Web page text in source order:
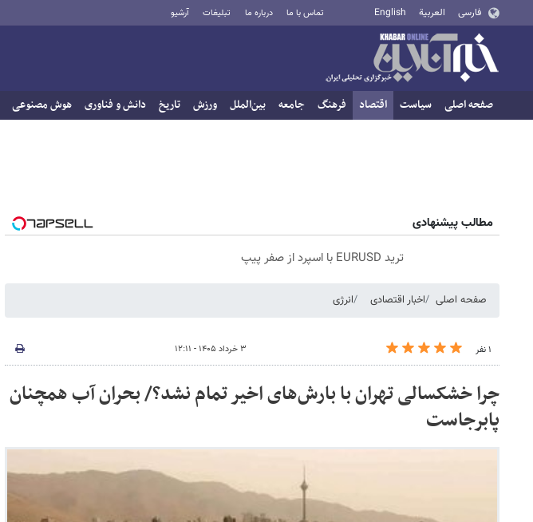
فارسی العربية English تماس با ما درباره ما تبلیغات آرشیو
صفحه اصلی سیاست اقتصاد فرهنگ جامعه بین‌الملل ورزش تاریخ دانش و فناوری هوش مصنوعی
مطالب پیشنهادی
ترید EURUSD با اسپرد از صفر پیپ
صفحه اصلی اخبار اقتصادی انرژی
۱ نفر ۳ خرداد ۱۴۰۵ - ۱۲:۱۱
چرا خشکسالی تهران با بارش‌های اخیر تمام نشد؟/ بحران آب همچنان
پابرجاست